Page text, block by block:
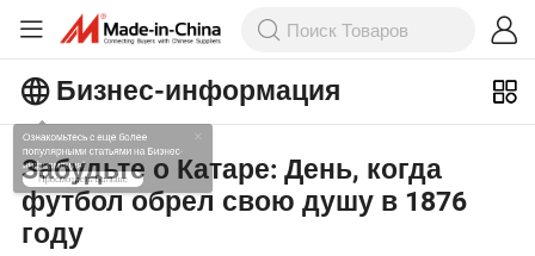
Бизнес-информация
Ознакомьтесь с еще более
популярными статьями на Бизнес-
информация!
Просмотреть Больше
Забудьте о Катаре: День, когда
футбол обрел свою душу в 1876
году